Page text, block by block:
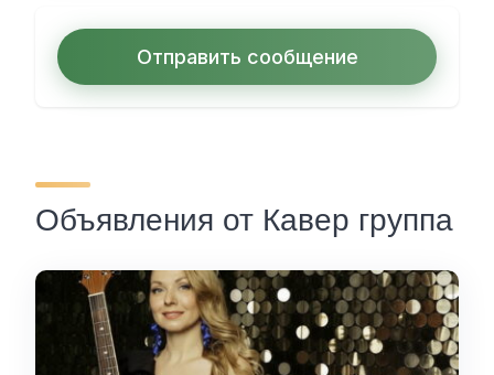
Отправить сообщение
Объявления от Кавер группа